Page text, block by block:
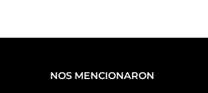
NOS MENCIONARON